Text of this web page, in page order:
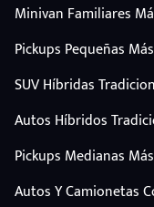
Minivan Familiares
Pickups Pequeñas
SUV Híbridas
Autos Híbridos
Pickups Medianas
Autos Y Camionetas